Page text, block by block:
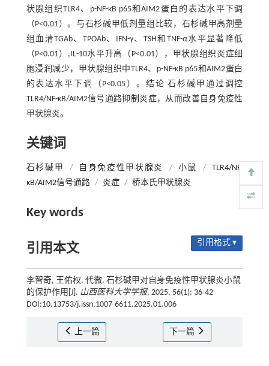
状腺组织TLR4、p-NF-κB p65和AIM2蛋白的表达水平下调
（P<0.01）。与石杉碱甲低剂量组比较，石杉碱甲高剂量
组血清TGAb、TPOAb、IFN-γ、TSH和TNF-α水平显著降低
（P<0.01）,IL-10水平升高（P<0.01），甲状腺组织炎症细
胞浸润减少，甲状腺组织中TLR4、p-NF-κB p65和AIM2蛋白
的表达水平下调（P<0.05）。结论 石杉碱甲通过调控
TLR4/NF-κB/AIM2信号通路抑制炎症，从而改善自身免疫性
甲状腺炎。
关键词
石杉碱甲 / 自身免疫性甲状腺炎 / 小鼠 /
TLR4/NF-
κB/AIM2信号通路 / 炎症 / 桥本氏甲状腺炎
Key words
引用本文 引用格式 ▾
李智奇, 王佑权, 代微. 石杉碱甲对自身免疫性甲状腺炎小鼠
的保护作用[J]. 山西医科大学学报, 2025, 56(1): 36-42
DOI:10.13753/j.issn.1007-6611.2025.01.006
上一篇 下一篇